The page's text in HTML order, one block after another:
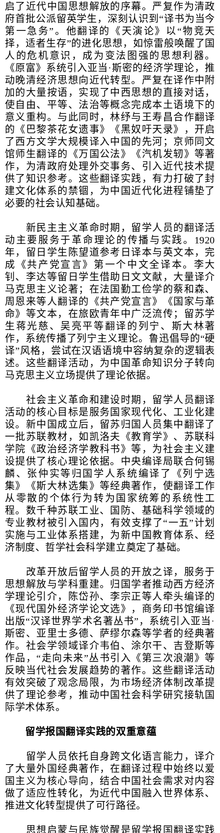
启了近代中国思想解放的序幕。严复作为清政
府首批公派留英学生，深刻认识到“译书为当今
第一急务”。他翻译的《天演论》以“物竞天
择，适者生存”的进化思想，如惊雷般唤醒了国
人的危机意识，成为变法图强的思想利器。
《原富》系统引入亚当·斯密的经济学理论，推
动晚清经济思想向近代转型。严复在译作中附
加的大量按语，实现了中西思想的直接对话，
使自由、平等、法治等概念完成本土语境下的
意义重构。与此同时，林纾与王寿昌合作翻译
的《巴黎茶花女遗事》《黑奴吁天录》，开启
了西方文学大规模译入中国的先河；京师同文
馆师生翻译的《万国公法》《汽机发轫》等著
作，为清政府处理外交事务、引入近代技术提
供了知识参考。这些翻译实践，有力打破了封
建文化体系的禁锢，为中国近代化进程铺垫了
必要的社会认知基础。
新民主主义革命时期，留学人员的翻译活
动主要服务于革命理论的传播与实践。1920
年，留日学生陈望道参考日译本与英文本，完
成《共产党宣言》第一个中文全译本。李大
钊、李达等留日学生借助日文文献，大量译介
马克思主义论著；在法国勤工俭学的蔡和森、
周恩来等人翻译的《共产党宣言》《国家与革
命》等文本，在旅欧青年中广泛流传；留苏学
生蒋光慈、吴亮平等翻译的列宁、斯大林著
作，系统传播了列宁主义理论。鲁迅倡导的“硬
译”风格，尝试在汉语语境中容纳复杂的逻辑表
述。这些翻译活动，为中国革命知识分子转向
马克思主义立场提供了理论依据。
社会主义革命和建设时期，留学人员翻译
活动的核心目标是服务国家现代化、工业化建
设。新中国成立后，留苏归国人员集中翻译了
一批苏联教材，如凯洛夫《教育学》、苏联科
学院《政治经济学教科书》等，为社会主义建
设提供了核心理论依据。中央编译局联合何锡
麟、张仲实等归国学人系统编译了《列宁选
集》《斯大林选集》等经典著作，使翻译工作
从零散的个体行为转为国家统筹的系统性工
程。数千种苏联工业、国防、基础科学领域的
专业教材被引入国内，有效支撑了“一五”计划
实施与工业体系搭建，为新中国教育体系、经
济制度、哲学社会科学建立奠定了基础。
改革开放后留学人员的开放之译，服务于
思想解放与学科重建。归国学者推动西方经济
学理论引介，陈岱孙、李宗正等人牵头编译的
《现代国外经济学论文选》，商务印书馆编译
出版“汉译世界学术名著丛书”，系统引入亚当·
斯密、亚里士多德、萨缪尔森等学者的经典著
作。社会学领域译介韦伯、涂尔干、吉登斯等
作品，“走向未来”丛书引入《第三次浪潮》等
反映当代社会发展趋势的著作。这些翻译活动
有效突破了观念局限，为市场经济体制改革提
供了理论参考，推动中国社会科学研究接轨国
际学术体系。
留学报国翻译实践的双重意蕴
留学人员依托自身跨文化语言能力，译介
了大量外国经典著作，在翻译过程中始终以爱
国主义为核心导向，结合中国社会需求对内容
做了适应性转化，为近代中国融入世界体系、
推进文化转型提供了可行路径。
思想启蒙与民族觉醒是留学报国翻译实践